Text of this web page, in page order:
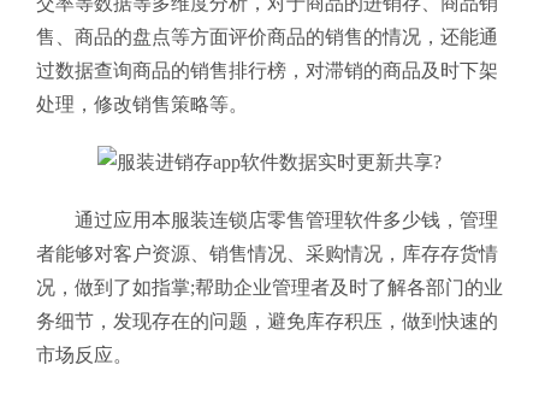
售、商品的盘点等方面评价商品的销售的情况，还能通
过数据查询商品的销售排行榜，对滞销的商品及时下架
处理，修改销售策略等。
通过应用本服装连锁店零售管理软件多少钱 ，管理
者能够对客户资源、销售情况、采购情况，库存存货情
况，做到了如指掌;帮助企业管理者及时了解各部门的业
务细节，发现存在的问题，避免库存积压，做到快速的
市场反应。